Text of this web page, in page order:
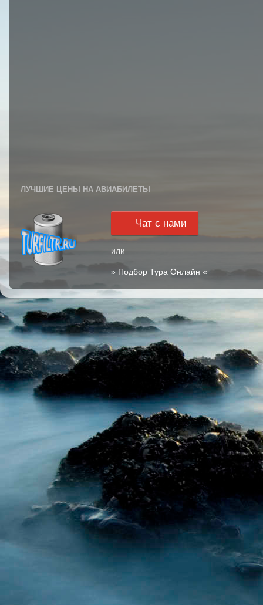
ЛУЧШИЕ ЦЕНЫ НА АВИАБИЛЕТЫ
Чат с нами
или
» Подбор Тура Онлайн «